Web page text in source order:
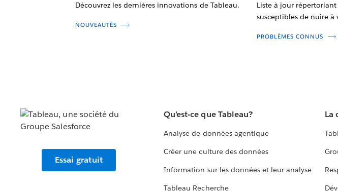
Découvrez les dernières innovations de Tableau.
NOUVEAUTÉS
Liste à jour
susceptibles de nuire
PROBLÈMES CONNUS
Essai gratuit
Qu’est-ce que Tableau?
Analyse de données agentique
Créer une culture des données
Information sur les données et leur analyse
Tableau Recherche
La